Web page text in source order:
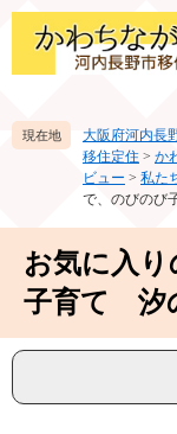
ペ
メ
大阪府河内長
移住定住 > か
ビュー > 私た
で、のびのび
お気に入
子育て 汐